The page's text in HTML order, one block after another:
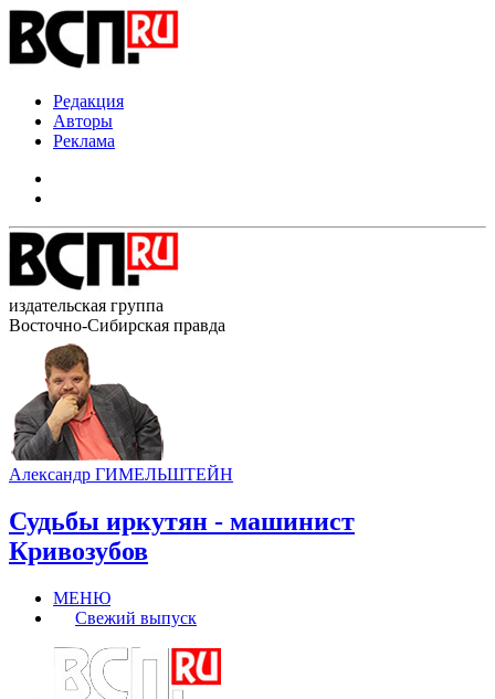
Редакция
Авторы
Реклама
издательская группа
Восточно-Сибирская правда
Александр ГИМЕЛЬШТЕЙН
Судьбы иркутян - машинист
Кривозубов
МЕНЮ
Свежий выпуск